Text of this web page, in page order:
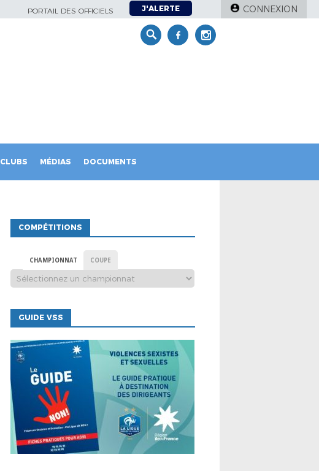
PORTAIL DES OFFICIELS J'ALERTE CONNEXION
CLUBS MÉDIAS DOCUMENTS
COMPÉTITIONS
CHAMPIONNAT COUPE
GUIDE VSS